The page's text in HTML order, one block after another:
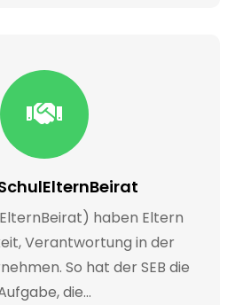
SchulElternBeirat
haben Eltern
Verantwortung in der
So hat der SEB die
die…